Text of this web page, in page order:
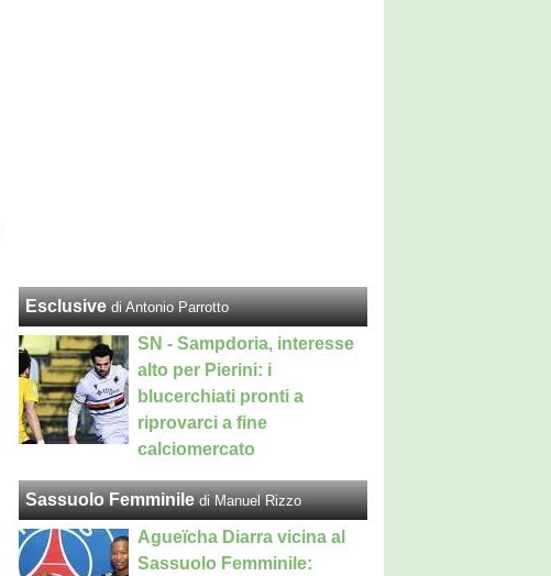
Esclusive di Antonio Parrotto
SN - Sampdoria, interesse
alto per Pierini: i
blucerchiati pronti a
riprovarci a fine
calciomercato
Sassuolo Femminile di Manuel Rizzo
Agueïcha Diarra vicina al
Sassuolo Femminile: